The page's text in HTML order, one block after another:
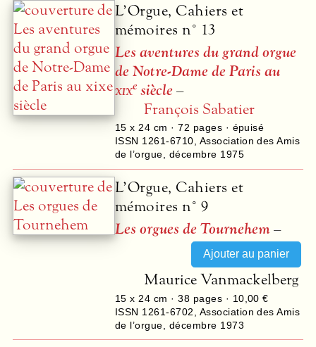
L’Orgue, Cahiers et
mémoires n° 13
Les aventures du grand orgue
de Notre-Dame de Paris au
xixe siècle –
François Sabatier
15 x 24 cm ·72 pages · épuisé
ISSN 1261-6710, Association des Amis
de l’orgue, décembre 1975
L’Orgue, Cahiers et
mémoires n° 9
Les orgues de Tournehem–
Maurice Vanmackelberg
15 x 24 cm ·38 pages · 10,00 €
ISSN 1261-6702
Association des Amis
de l’orgue
décembre 1973